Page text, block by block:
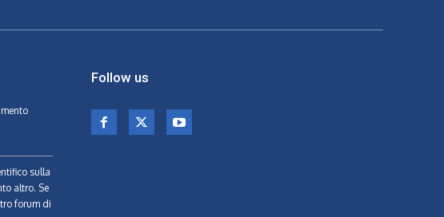
sulla
altro. Se
forum di
Follow us